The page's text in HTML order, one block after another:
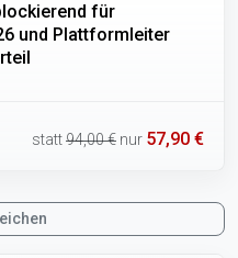
für
und Plattformleiter
statt94,00 € nur 57,90 €